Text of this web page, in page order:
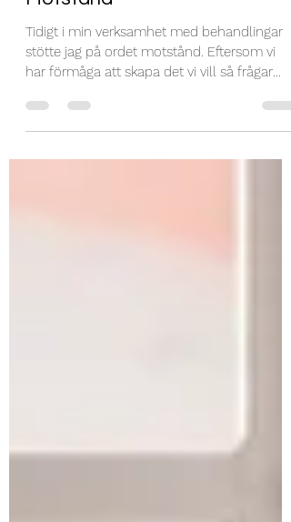
11 okt. 2020
Motstånd
Tidigt i min verksamhet med behandlingar
stötte jag på ordet motstånd. Eftersom vi
man sig...